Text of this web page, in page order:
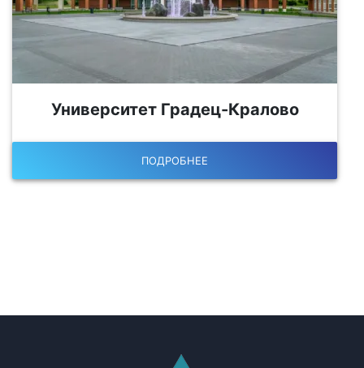
Университет Градец-Кралово
ПОДРОБНЕЕ